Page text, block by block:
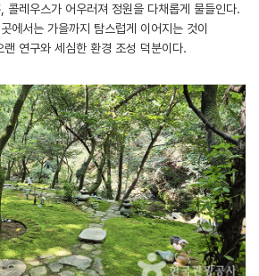
콜레우스가 어우러져 정원을 다채롭게 물들인다.
에서는 가을까지 탐스럽게 이어지는 것이
연구와 세심한 환경 조성 덕분이다.